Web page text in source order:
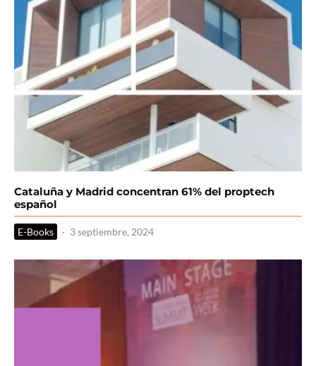
Cataluña y Madrid concentran 61% del proptech
español
E-Books · 3 septiembre, 2024